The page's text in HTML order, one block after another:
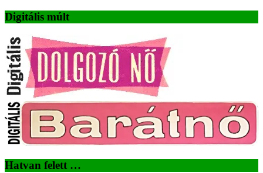
Digitális múlt
Hatvan felett …